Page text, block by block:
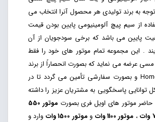
به برند تولیدی هر محصول آنرا انتخاب می
از سیم پیچ آلومینیومی پایین بودن قیمت
پایین می باشد که برخی سودجویان از آن
. این مجموعه تمام موتور های خود را فقط
عرضه می نماید که بصورت انحصاراً از برند
Home Compressor و بصورت سفارشی تأمین می گردد تا در
پاسخگویی به مشتریان عزیز را داشته
موتور های اویل فری بصورت
موتور 550
، موتور 1100 وات وموتور 1500 وات
وارد و